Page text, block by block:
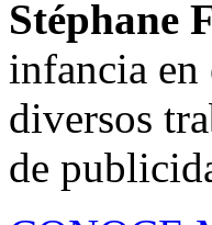
Stéphane
infancia
diversos
de